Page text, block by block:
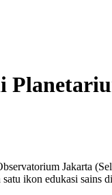
Jakarta
ikon edukasi sains